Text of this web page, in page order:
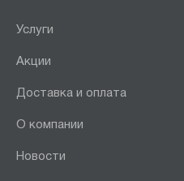
Услуги
Акции
Доставка и оплата
О компании
Новости